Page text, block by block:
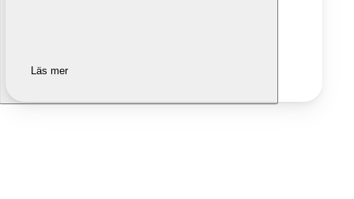
Läs mer